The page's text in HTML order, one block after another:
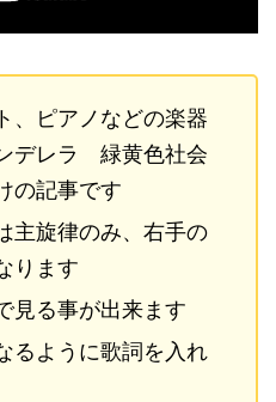
、ピアノなどの楽器
デレラ 緑黄色社会
の記事です
主旋律のみ、右手の
ります
見る事が出来ます
るように歌詞を入れ